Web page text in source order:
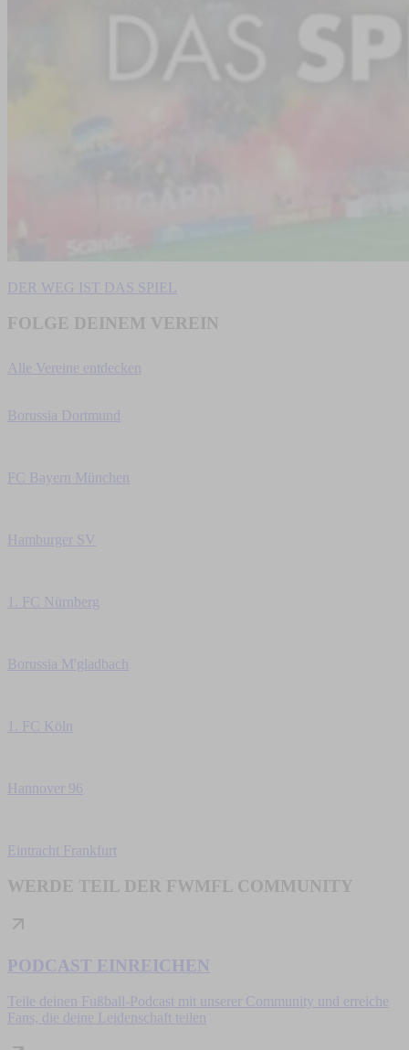
DER WEG IST DAS SPIEL
FOLGE DEINEM VEREIN
Alle Vereine entdecken
Borussia Dortmund
FC Bayern München
Hamburger SV
1. FC Nürnberg
Borussia M'gladbach
1. FC Köln
Hannover 96
Eintracht Frankfurt
WERDE TEIL DER FWMFL COMMUNITY
PODCAST EINREICHEN
Teile deinen Fußball-Podcast mit unserer Community und erreiche
Fans, die deine Leidenschaft teilen